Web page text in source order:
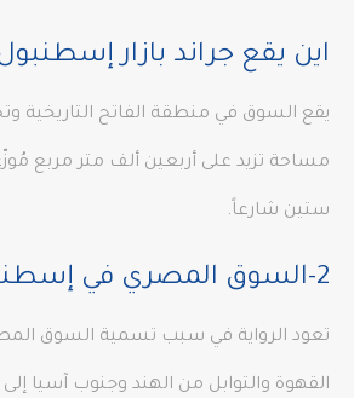
اين يقع جراند بازار
يقع السوق في منطقة الفاتح التاريخية
مساحة تزيد على أربعين ألف متر مربع
ستين شارعاً.
2-السوق المصري في إسطنبول
تعود الرواية في سبب تسمية السوق
القهوة والتوابل من الهند وجنوب آسيا